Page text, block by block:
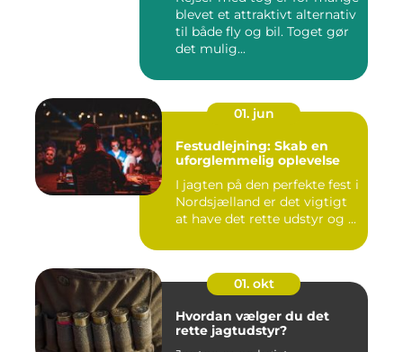
blevet et attraktivt alternativ
til både fly og bil. Toget gør
det mulig...
01. jun
Festudlejning: Skab en
uforglemmelig oplevelse
I jagten på den perfekte fest i
Nordsjælland er det vigtigt
at have det rette udstyr og ...
01. okt
Hvordan vælger du det
rette jagtudstyr?